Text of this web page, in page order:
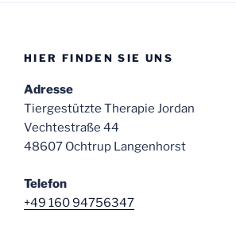
HIER FINDEN SIE UNS
Adresse
Tiergestützte Therapie Jordan
Vechtestraße 44
48607 Ochtrup Langenhorst
Telefon
+49 160 94756347